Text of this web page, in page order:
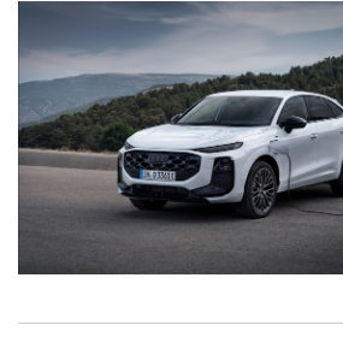
dados pessoais serão realizadas
consentimento e quando tal se
necessário no contexto dos
Realçamos que o bloqueio de certo
tecnologias similares pode ter
experiência de navegação no
disponibilizados.
Consulte a política de cookies do